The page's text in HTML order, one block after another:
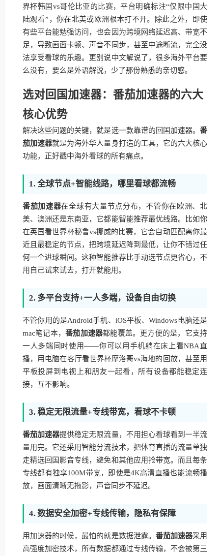
界杯韩国vs哥伦比亚的比赛，平台明确标注“仅限中国大
陆观看”，你在北美或欧洲根本打不开。除此之外，即使
有些平台能勉强访问，也会因为跨境网络延迟高、带宽不
足，导致画面卡顿、声音不同步，甚至中途断流，完全没
法享受看球的乐趣。更别说中文解说了，很多海外平台要
么没有，要么是外语解说，少了那份熟悉的亲切感。
选对回国加速器：番茄加速器的六大
核心优势
解决这些问题的关键，就是选一款靠谱的回国加速器。 番
茄加速器就是为海外华人量身打造的工具，它的六大核心
功能，正好戳中海外看球的所有痛点。
1. 全球节点+智能线路，哪里看球都流畅
番茄加速器在全球有大量节点分布，不管你在欧洲、北
美、澳洲还是东南亚，它都能智能推荐最优线路。比如你
在英国看世界杯秘鲁vs挪威的比赛，它会自动匹配离你最
近且最稳定的节点，把跨境延迟降到最低，让你不错过任
何一个进球瞬间。这种智能推荐比手动选节点更省心，不
用自己试来试去，打开就能用。
2. 多平台支持+一人多端，设备自由切换
不管你用的是Android手机、iOS平板、Windows电脑还是
mac笔记本，番茄加速器都能覆盖。更方便的是，它支持
一人多端同时使用——你可以用手机躺在床上看NBA直
播，用电脑在客厅看世界杯摩洛哥vs海地的回放，甚至用
平板投屏到电视上和朋友一起看，所有设备都能稳定连
接，互不影响。
3. 稳定无限流量+专线带宽，看球不卡顿
番茄加速器提供稳定无限流量，不用担心看球看到一半流
量用完。它还采用智能分流技术，把体育直播的流量单独
走精选回国影音专线，避免和其他应用抢带宽。而且每条
专线都有独享100M带宽，即使是4K高清直播也能流畅播
放，画面清晰无拖影，声音同步不延迟。
4. 数据安全加密+专线传输，隐私有保障
用加速器的时候，最怕的就是数据泄露。 番茄加速器采用
高强度加密技术，所有数据都通过专线传输，不会被第三